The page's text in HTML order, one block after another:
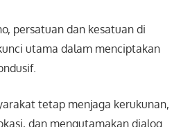
persatuan dan kesatuan di
utama dalam menciptakan
tetap menjaga kerukunan,
dan mengutamakan dialog